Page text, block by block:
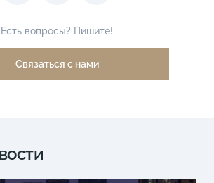
Есть вопросы? Пишите!
Связаться с нами